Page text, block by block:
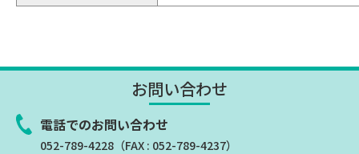
お問い合わせ
電話でのお問い合わせ
052-789-4228 （FAX : 052-789-4237）